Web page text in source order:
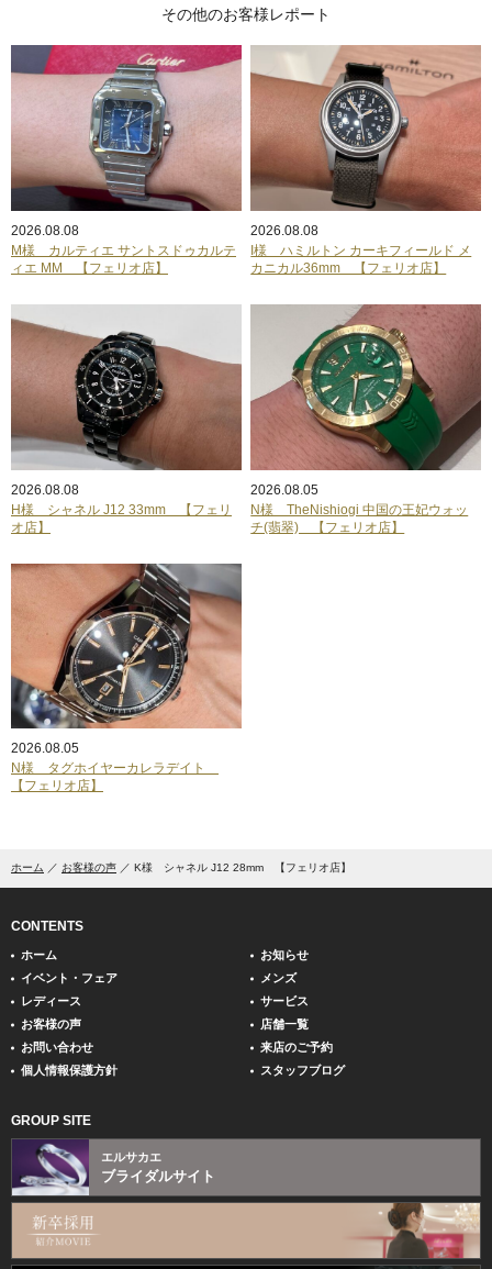
その他のお客様レポート
2026.08.08
M様 カルティエ サントスドゥカルテ
ィエ MM 【フェリオ店】
2026.08.08
I様 ハミルトン カーキフィールド メ
カニカル36mm 【フェリオ店】
2026.08.08
H様 シャネル J12 33mm 【フェリ
オ店】
2026.08.05
N様 TheNishiogi 中国の王妃ウォッ
チ(翡翠) 【フェリオ店】
2026.08.05
N様 タグホイヤーカレラデイト
【フェリオ店】
ホーム お客様の声 K様 シャネル J12 28mm 【フェリオ店】
CONTENTS
ホーム
お知らせ
イベント・フェア
メンズ
レディース
サービス
お客様の声
店舗一覧
お問い合わせ
来店のご予約
個人情報保護方針
スタッフブログ
GROUP SITE
エルサカエ
ブライダルサイト